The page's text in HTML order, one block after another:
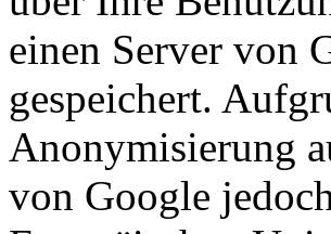
einen Server von
gespeichert.
Anonymisierung
von Google